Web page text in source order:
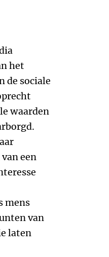
het
de sociale
waarden
een
mens
van
laten